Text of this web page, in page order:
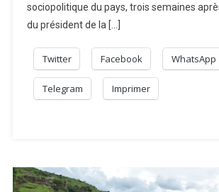
sociopolitique du pays, trois semaines
du président de la […]
Twitter Facebook WhatsApp
Telegram Imprimer